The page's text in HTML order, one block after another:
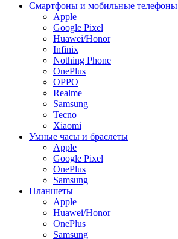
Смартфоны и мобильные телефоны
Apple
Google Pixel
Huawei/Honor
Infinix
Nothing Phone
OnePlus
OPPO
Realme
Samsung
Tecno
Xiaomi
Умные часы и браслеты
Apple
Google Pixel
OnePlus
Samsung
Планшеты
Apple
Huawei/Honor
OnePlus
Samsung